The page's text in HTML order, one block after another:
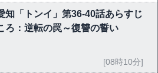
知「トンイ」第36-40話あらすじ
ろ：逆転の罠～復讐の誓い
[08時10分]